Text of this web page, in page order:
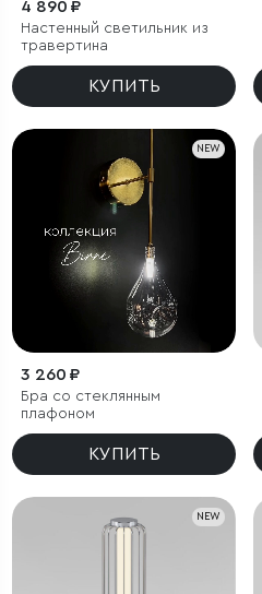
4 890 ₽
Настенный светильник из
травертина
КУПИТЬ
NEW
3 260 ₽
Бра со стеклянным
плафоном
КУПИТЬ
NEW